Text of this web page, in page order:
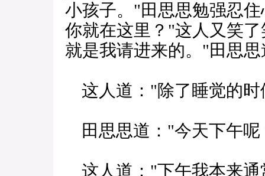
小孩子。"田思思勉强忍
你就在这里？"这人又笑
就是我请进来的。"田思
这人道："除了睡觉的时
田思思道："今天下午呢
这人道："下午我本来通